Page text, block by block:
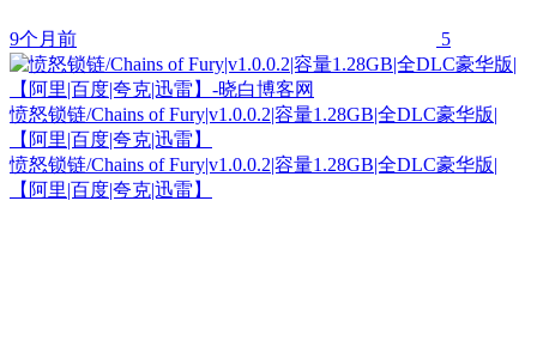
9个月前 5
愤怒锁链/Chains of Fury|v1.0.0.2|容量1.28GB|全DLC豪华版|
【阿里|百度|夸克|迅雷】
愤怒锁链/Chains of Fury|v1.0.0.2|容量1.28GB|全DLC豪华版|
【阿里|百度|夸克|迅雷】